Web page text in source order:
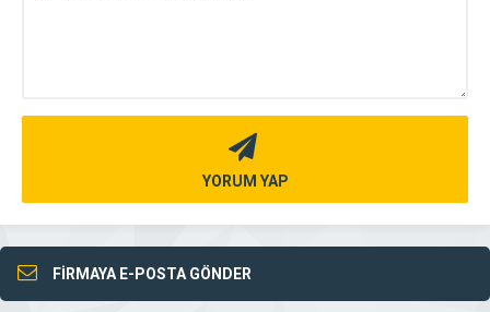
YORUM YAP
FİRMAYA E-POSTA GÖNDER